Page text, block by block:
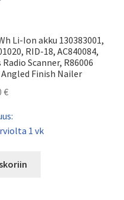
Li-Ion akku 130383001,
RID-18, AC840084,
Scanner, R86006
Finish Nailer
€
1 vk